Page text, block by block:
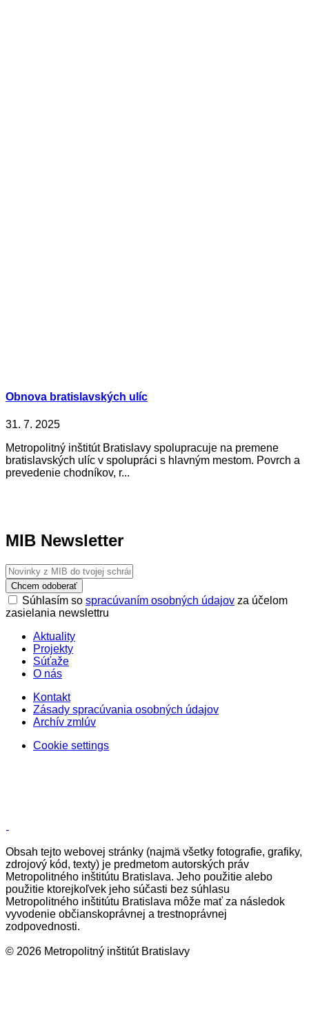
Obnova bratislavských ulíc
31. 7. 2025
Metropolitný inštitút Bratislavy spolupracuje na premene
bratislavských ulíc v spolupráci s hlavným mestom. Povrch a
prevedenie chodníkov, r...
MIB Newsletter
Chcem odoberať
Súhlasím so spracúvaním osobných údajov za účelom
zasielania newslettru
Aktuality
Projekty
Súťaže
O nás
Kontakt
Zásady spracúvania osobných údajov
Archív zmlúv
Cookie settings
Obsah tejto webovej stránky (najmä všetky fotografie, grafiky,
zdrojový kód, texty) je predmetom autorských práv
Metropolitného inštitútu Bratislava. Jeho použitie alebo
použitie ktorejkoľvek jeho súčasti bez súhlasu
Metropolitného inštitútu Bratislava môže mať za následok
vyvodenie občianskoprávnej a trestnoprávnej
zodpovednosti.
© 2026 Metropolitný inštitút Bratislavy